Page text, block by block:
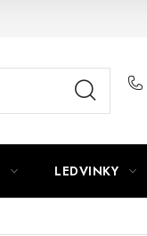
LEDVINKY